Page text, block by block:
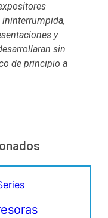
y
sin
de principio a